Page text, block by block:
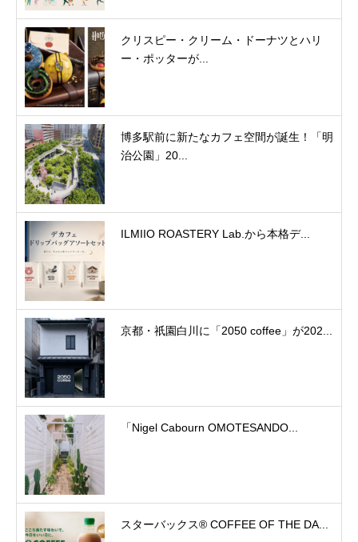
クリスピー・クリーム・ドーナツとハリ
ー・ポッターが...
博多駅前に新たなカフェ空間が誕生！「明
治公園」20...
ILMIIO ROASTERY Lab.から本格デ...
京都・祇園白川に「2050 coffee」が202...
「Nigel Cabourn OMOTESANDO...
スターバックス® COFFEE OF THE DA...